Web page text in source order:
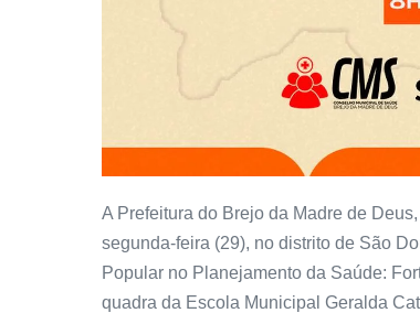
A Prefeitura do Brejo da Madre de
segunda-feira (29), no distrito de São
Popular no Planejamento da Saúde:
quadra da Escola Municipal Geralda